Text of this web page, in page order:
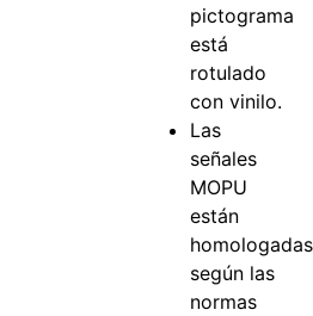
pictograma
está
rotulado
con vinilo.
Las
señales
MOPU
están
homologadas
según las
normas